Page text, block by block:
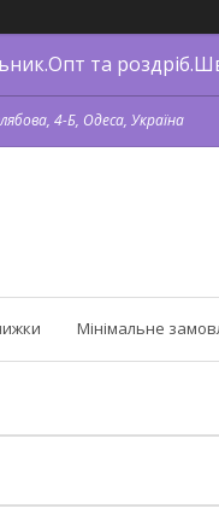
та
4-Б, Одеса, Україна
Мінімальне